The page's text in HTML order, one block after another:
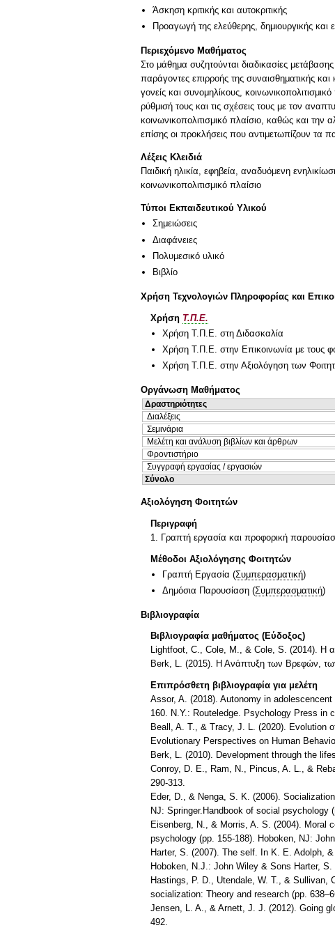
Άσκηση κριτικής και αυτοκριτικής
Προαγωγή της ελεύθερης, δημιουργικής
Περιεχόμενο Μαθήματος
Στο μάθημα συζητούνται διαδικασίες
παράγοντες επιρροής της συναισθηματικής
γονείς και συνομηλίκους,
ρύθμισή τους και τις σχέσεις τους με τον
κοινωνικοπολιτισμικό πλαίσιο, καθώς και την
επίσης οι προκλήσεις που αντιμετωπίζουν τα
Λέξεις Κλειδιά
Παιδική ηλικία, εφηβεία, αναδυόμενη
κοινωνικοπολιτισμικό πλαίσιο
Τύποι Εκπαιδευτικού Υλικού
Σημειώσεις
Διαφάνειες
Πολυμεσικό υλικό
Βιβλίο
Χρήση Τεχνολογιών Πληροφορίας και
Χρήση Τ.Π.Ε.
Χρήση Τ.Π.Ε. στη Διδασκαλία
Χρήση Τ.Π.Ε. στην Επικοινωνία με τους
Χρήση Τ.Π.Ε. στην Αξιολόγηση των
Οργάνωση Μαθήματος
Δραστηριότητες
Διαλέξεις
Σεμινάρια
Μελέτη και ανάλυση βιβλίων και άρθρων
Φροντιστήριο
Συγγραφή εργασίας / εργασιών
Σύνολο
Αξιολόγηση Φοιτητών
Περιγραφή
1. Γραπτή εργασία και προφορική
Μέθοδοι Αξιολόγησης Φοιτητών
Γραπτή Εργασία (Συμπερασματική)
Δημόσια Παρουσίαση (Συμπερασματική)
Βιβλιογραφία
Βιβλιογραφία μαθήματος (Εύδοξος)
Lightfoot, C., Cole, M., & Cole, S. (2014). Η
Berk, L. (2015). Η Ανάπτυξη των Βρεφών,
Επιπρόσθετη βιβλιογραφία για μελέτη
Assor, A. (2018). Autonomy in
160. N.Y.: Routeledge. Psychology Press in
Beall, A. T., & Tracy, J. L. (2020). Evolution
Evolutionary Perspectives on Human
Berk, L. (2010). Development through the
Conroy, D. E., Ram, N., Pincus, A. L., &
290-313.
Eder, D., & Nenga, S. K. (2006).
NJ: Springer.Handbook of social psychology
Eisenberg, N., & Morris, A. S. (2004). Moral
psychology (pp. 155-188). Hoboken, NJ:
Harter, S. (2007). The self. In K. E. Adolph,
Hoboken, N.J.: John Wiley & Sons Harter,
Hastings, P. D., Utendale, W. T., &
socialization: Theory and research (pp.
Jensen, L. A., & Arnett, J. J. (2012). Going
492.